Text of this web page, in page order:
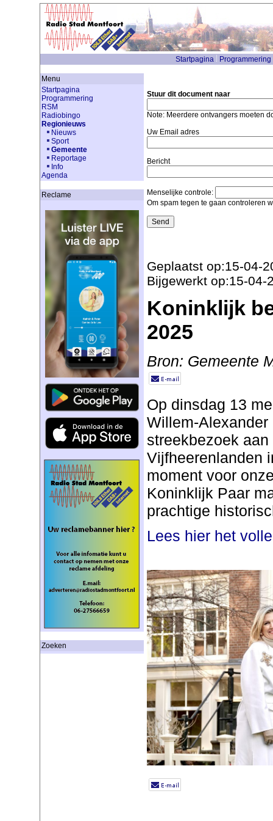
Startpagina Programmering
Menu
Startpagina
Programmering
RSM
Radiobingo
Regionieuws
Nieuws
Sport
Gemeente
Reportage
Info
Agenda
Reclame
Zoeken
Stuur dit document naar
Note: Meerdere ontvangers moeten
Uw Email adres
Bericht
Menselijke controle:
Om spam tegen te gaan controleren
Geplaatst op:15-04-
Bijgewerkt op:15-04-
Koninklijk
2025
Bron: Gemeente
Op dinsdag 13
Willem-
streekbezoek
Vijfheerenlanden
moment voor
Koninklijk Paar
prachtige
Lees hier het